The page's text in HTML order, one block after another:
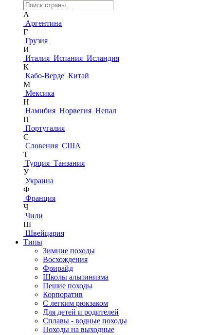
А
Аргентина
Г
Грузия
И
Италия Испания Исландия
К
Кабо-Верде Китай
М
Мексика
Н
Намибия Норвегия Непал
П
Португалия
С
Словения США
Т
Турция Танзания
У
Украина
Ф
Франция
Ч
Чили
Ш
Швейцария
Типы
Зимние походы
Восхождения
Фрирайд
Школы альпинизма
Пешие походы
Корпоратив
С легким рюкзаком
Для детей и родителей
Сплавы - водные походы
Походы на выходные